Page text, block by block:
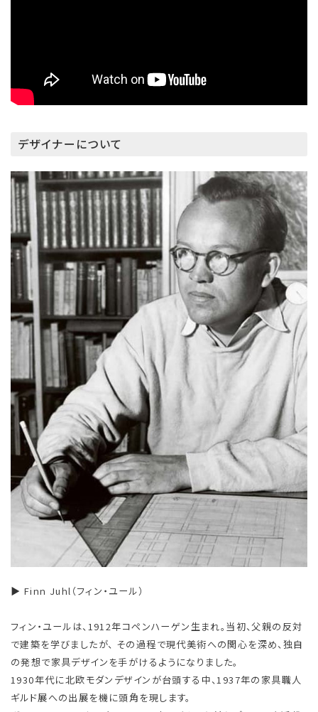
デザイナーについて
▶ Finn Juhl（フィン・ユール）
フィン・ユールは、1912年コペンハーゲン生まれ。当初、父親の反対
で建築を学びましたが、 その過程で現代美術への関心を深め、独自
の発想で家具デザインを手がけるようになりました。
1930年代に北欧モダンデザインが台頭する中、1937年の家具職人
ギルド展への出展を機に頭角を現します。